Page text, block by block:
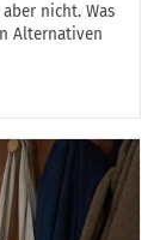
nicht. Was
Alternativen